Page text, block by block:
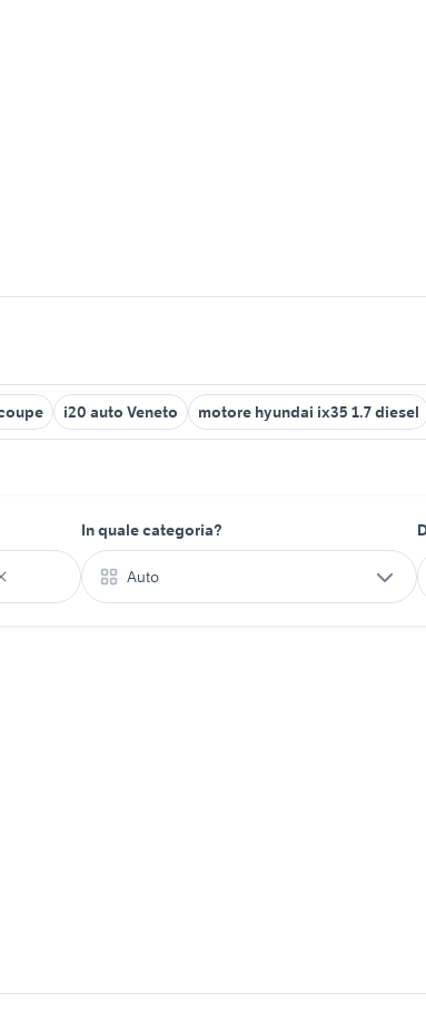
i20 auto Veneto motore hyundai ix35 1.7 diesel
In quale categoria?
Auto